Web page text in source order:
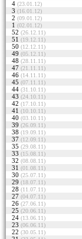
4 (23.01.12)
3 (16.01.12)
2 (09.01.12)
1 (02.01.12)
52 (26.12.11)
51 (19.12.11)
50 (12.12.11)
49 (05.12.11)
48 (28.11.11)
47 (21.11.11)
46 (14.11.11)
45 (07.11.11)
44 (31.10.11)
43 (24.10.11)
42 (17.10.11)
41 (10.10.11)
40 (03.10.11)
39 (26.09.11)
38 (19.09.11)
37 (12.09.11)
35 (29.08.11)
33 (15.08.11)
32 (08.08.11)
31 (01.08.11)
30 (25.07.11)
29 (18.07.11)
28 (11.07.11)
27 (04.07.11)
26 (27.06.11)
25 (20.06.11)
24 (13.06.11)
23 (06.06.11)
22 (30.05.11)